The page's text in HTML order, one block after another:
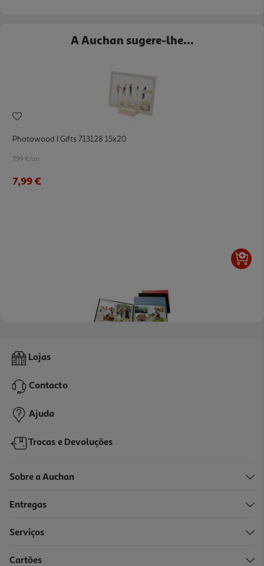
A Auchan sugere-lhe...
Photowood I Gifts 713128 15x20
7.99 €/un
7,99 €
Mini Album I Gifts 713116 Vermelho 10x15
3,99 €
Lojas
Contacto
Ajuda
Trocas e Devoluções
Sobre a Auchan
Entregas
Serviços
Cartões